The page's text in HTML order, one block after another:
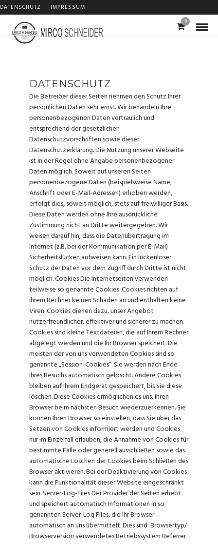
DATENSCHUTZ IMPRESSUM
0
DATENSCHUTZ
Die Betreiber dieser Seiten nehmen den Schutz Ihrer
persönlichen Daten sehr ernst. Wir behandeln Ihre
personenbezogenen Daten vertraulich und
entsprechend der gesetzlichen
Datenschutzvorschriften sowie dieser
Datenschutzerklärung. Die Nutzung unserer Webseite
ist in der Regel ohne Angabe personenbezogener
Daten möglich. Soweit auf unseren Seiten
personenbezogene Daten (beispielsweise Name,
Anschrift oder E-Mail-Adressen) erhoben werden,
erfolgt dies, soweit möglich, stets auf freiwilliger Basis.
Diese Daten werden ohne Ihre ausdrückliche
Zustimmung nicht an Dritte weitergegeben. Wir
weisen darauf hin, dass die Datenübertragung im
Internet (z.B. bei der Kommunikation per E-Mail)
Sicherheitslücken aufweisen kann. Ein lückenloser
Schutz der Daten vor dem Zugriff durch Dritte ist nicht
möglich. Cookies Die Internetseiten verwenden
teilweise so genannte Cookies. Cookies richten auf
Ihrem Rechner keinen Schaden an und enthalten keine
Viren. Cookies dienen dazu, unser Angebot
nutzerfreundlicher, effektiver und sicherer zu machen.
Cookies sind kleine Textdateien, die auf Ihrem Rechner
abgelegt werden und die Ihr Browser speichert. Die
meisten der von uns verwendeten Cookies sind so
genannte „Session-Cookies“. Sie werden nach Ende
Ihres Besuchs automatisch gelöscht. Andere Cookies
bleiben auf Ihrem Endgerät gespeichert, bis Sie diese
löschen. Diese Cookies ermöglichen es uns, Ihren
Browser beim nächsten Besuch wiederzuerkennen. Sie
können Ihren Browser so einstellen, dass Sie über das
Setzen von Cookies informiert werden und Cookies
nur im Einzelfall erlauben, die Annahme von Cookies für
bestimmte Fälle oder generell ausschließen sowie das
automatische Löschen der Cookies beim Schließen des
Browser aktivieren. Bei der Deaktivierung von Cookies
kann die Funktionalität dieser Website eingeschränkt
sein. Server-Log-Files Der Provider der Seiten erhebt
und speichert automatisch Informationen in so
genannten Server-Log Files, die Ihr Browser
automatisch an uns übermittelt. Dies sind: Browsertyp/
Browserversion verwendetes Betriebssystem Referrer